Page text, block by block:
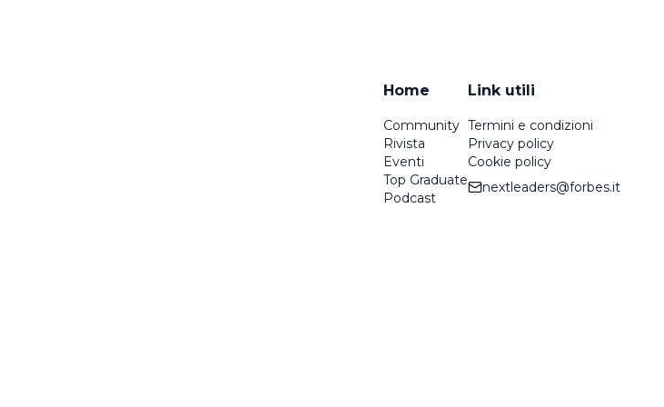
Home
Community
Rivista
Eventi
Top Graduate
Podcast
Link utili
Termini e condizioni
Privacy policy
Cookie policy
nextleaders@forbes.it